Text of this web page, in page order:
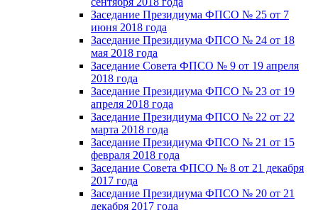
Заседание Президиума ФПСО № 25 от 7
июня 2018 года
Заседание Президиума ФПСО № 24 от 18
мая 2018 года
Заседание Совета ФПСО № 9 от 19 апреля
2018 года
Заседание Президиума ФПСО № 23 от 19
апреля 2018 года
Заседание Президиума ФПСО № 22 от 22
марта 2018 года
Заседание Президиума ФПСО № 21 от 15
февраля 2018 года
Заседание Совета ФПСО № 8 от 21 декабря
2017 года
Заседание Президиума ФПСО № 20 от 21
декабря 2017 года